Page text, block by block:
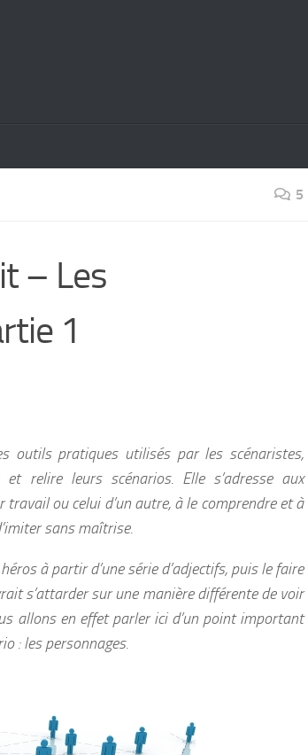
5
– Les
1
outils pratiques utilisés par les scénaristes,
relire leurs scénarios. Elle s’adresse aux
ou celui d’un autre, à le comprendre et à
sans maîtrise.
à partir d’une série d’adjectifs, puis le faire
s’attarder sur une manière différente de voir
allons en effet parler ici d’un point important
: les personnages.